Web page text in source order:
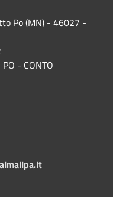
Po (MN) - 46027 -
- CONTO